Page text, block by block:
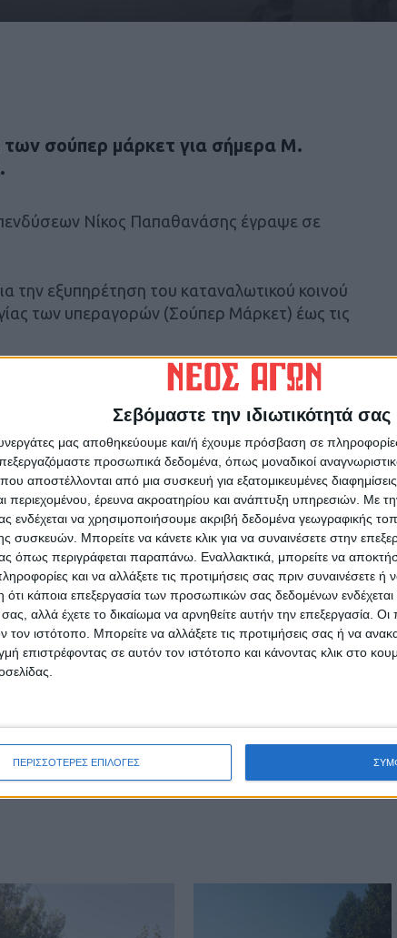
Σεβόμαστε την ιδιωτικότητά σας
μας αποθηκεύουμε και/ή έχουμε πρόσβαση σε
προσωπικά δεδομένα, όπως μοναδικοί
αποστέλλονται από μια συσκευή για εξατομικευμένες
περιεχομένου, έρευνα ακροατηρίου και ανάπτυξη υπηρεσιών. Με
ενδέχεται να χρησιμοποιήσουμε ακριβή δεδομένα γεωγραφικής
Μπορείτε να κάνετε κλικ για να συναινέσετε στην
όπως περιγράφεται παραπάνω. Εναλλακτικά, μπορείτε να
και να αλλάξετε τις προτιμήσεις σας πριν συναινέσετε ή
κάποια επεξεργασία των προσωπικών σας δεδομένων ενδέχεται
αλλά έχετε το δικαίωμα να αρνηθείτε αυτήν την επεξεργασία.
τον ιστότοπο. Μπορείτε να αλλάξετε τις προτιμήσεις σας ή να
επιστρέφοντας σε αυτόν τον ιστότοπο και κάνοντας κλικ στο
ΠΕΡΙΣΣΟΤΕΡΕΣ ΕΠΙΛΟΓΕΣ
των σούπερ μάρκετ για σήμερα Μ.
Νίκος Παπαθανάσης έγραψε σε
την εξυπηρέτηση του καταναλωτικού κοινού
των υπεραγορών (Σούπερ Μάρκετ) έως τις
ΝΕΟΣ ΑΓΩΝ στο Google News!
περιοχή της Καρδίτσας και ευρύτερα της Θεσσαλίας
ΕΠΟΜΕΝΟ ΑΡΘΡΟ
Σε θάλαμο αρνητικής πίεσης ο 48χρονος
Καμερουνέζος
Ομάδα ΝΕΟΣ ΑΓΩΝ
Πρωινή Εφημερίδα της Καρδίτσας